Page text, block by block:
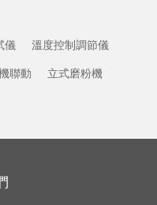
儀 溫度控制調節儀
聯動 立式磨粉機